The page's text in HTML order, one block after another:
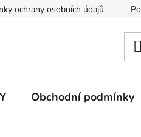
ochrany osobních údajů
Obchodní podmínky